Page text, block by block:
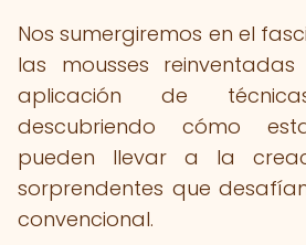
Nos sumergiremos en el
las mousses
aplicación de
descubriendo cómo
pueden llevar a la
sorprendentes que
convencional.